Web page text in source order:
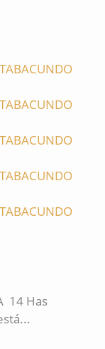
14 Has